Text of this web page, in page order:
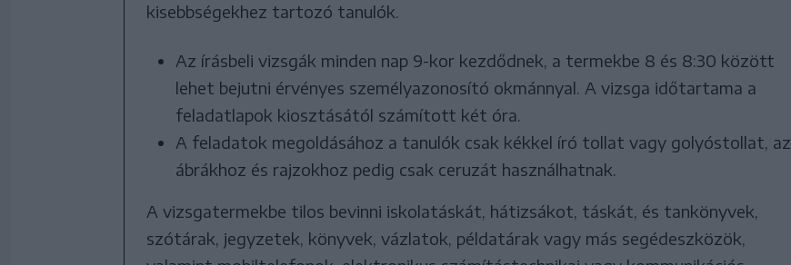
kisebbségekhez tartozó tanulók.
Az írásbeli vizsgák minden nap 9-kor kezdődnek, a termekbe 8 és 8:30 között
lehet bejutni érvényes személyazonosító okmánnyal. A vizsga időtartama a
feladatlapok kiosztásától számított két óra.
A feladatok megoldásához a tanulók csak kékkel író tollat vagy golyóstollat, az
ábrákhoz és rajzokhoz pedig csak ceruzát használhatnak.
A vizsgatermekbe tilos bevinni iskolatáskát, hátizsákot, táskát, és tankönyvek,
szótárak, jegyzetek, könyvek, vázlatok, példatárak vagy más segédeszközök,